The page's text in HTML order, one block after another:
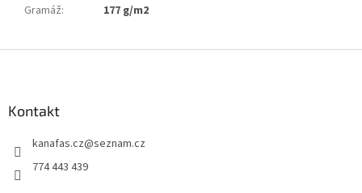
Gramáž: 177 g/m2
Kontakt
kanafas.cz@seznam.cz
774 443 439